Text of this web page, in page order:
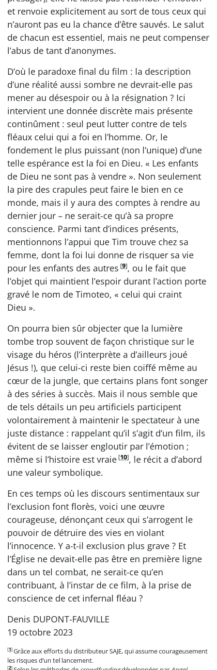
et renvoie explicitement au sort de tous ceux qui
n’auront pas eu la chance d’être sauvés. Le salut
de chacun est essentiel, mais ne peut compenser
l’abus de tant d’anonymes.
D’où le paradoxe final du film : la description
d’une réalité aussi sombre ne devrait-elle pas
mener au désespoir ou à la résignation ? Ici
intervient une donnée discrète mais présente
continûment : seul peut lutter contre de tels
fléaux celui qui a foi en l’homme. Or, le
fondement le plus puissant (non l’unique) d’une
telle espérance est la foi en Dieu. « Les enfants
de Dieu ne sont pas à vendre ». Non seulement
la pire des crapules peut faire le bien en ce
monde, mais il y aura des comptes à rendre au
dernier jour – ne serait-ce qu’à sa propre
conscience. Parmi tant d’indices présents,
mentionnons l’appui que Tim trouve chez sa
femme, dont la foi lui donne de risquer sa vie
pour les enfants des autres [9], ou le fait que
l’objet qui maintient l’espoir durant l’action porte
gravé le nom de Timoteo, « celui qui craint
Dieu ».
On pourra bien sûr objecter que la lumière
tombe trop souvent de façon christique sur le
visage du héros (l’interprète a d’ailleurs joué
Jésus !), que celui-ci reste bien coiffé même au
cœur de la jungle, que certains plans font songer
à des séries à succès. Mais il nous semble que
de tels détails un peu artificiels participent
volontairement à maintenir le spectateur à une
juste distance : rappelant qu’il s’agit d’un film, ils
évitent de se laisser engloutir par l’émotion ;
même si l’histoire est vraie [10], le récit a d’abord
une valeur symbolique.
En ces temps où les discours sentimentaux sur
l’exclusion font florès, voici une œuvre
courageuse, dénonçant ceux qui s’arrogent le
pouvoir de détruire des vies en violant
l’innocence. Y a-t-il exclusion plus grave ? Et
l’Église ne devait-elle pas être en première ligne
dans un tel combat, ne serait-ce qu’en
contribuant, à l’instar de ce film, à la prise de
conscience de cet infernal fléau ?
Denis DUPONT-FAUVILLE
19 octobre 2023
[1] Grâce aux efforts du distributeur SAJE, qui assume courageusement
les risques d’un tel lancement.
[2]